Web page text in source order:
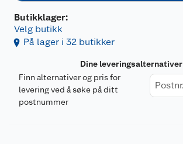
Butikklager:
Velg butikk
På lager i 32 butikker
Dine leveringsalternativer
Finn alternativer og pris for
levering ved å søke på ditt
postnummer